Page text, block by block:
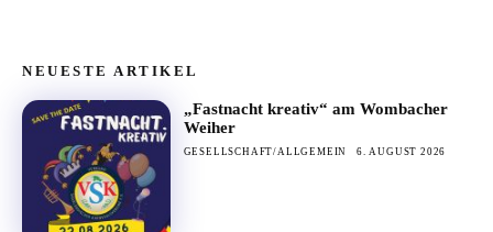
NEUESTE ARTIKEL
„Fastnacht kreativ“ am Wombacher
Weiher
GESELLSCHAFT/ALLGEMEIN 6. AUGUST 2026